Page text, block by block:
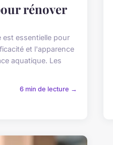
rénover
est essentielle pour
et l'apparence
aquatique. Les
6 min de lecture →